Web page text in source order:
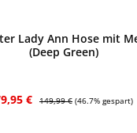
Lady Ann Hose mit
(Deep Green)
€ Regulärer Preis:
149,99 € (46.7% gespart)